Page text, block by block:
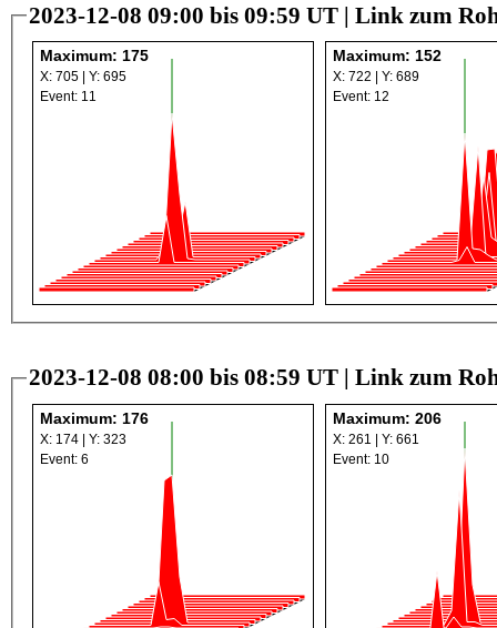
2023-12-08 09:00 bis 09:59 UT | Link zum
Maximum: 175
X: 705 | Y: 695
Event: 11
Maximum: 152
X: 722 | Y: 689
Event: 12
Link zum
Maximum: 176
X: 174 | Y: 323
Event: 6
Maximum: 206
X: 261 | Y: 661
Event: 10